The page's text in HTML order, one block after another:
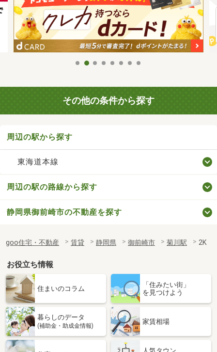
その他の条件から探す
周辺の駅から探す
東海道本線
周辺の駅の路線から探す
静岡県御前崎市の不動産を探す
goo住宅・不動産 賃貸 静岡県 御前崎市 菊川駅 2K
お役立ち情報
住まいのコラム
「住みたい街」
を見つけよう
暮らしのデータ
(補助金・助成金情報)
家賃相場